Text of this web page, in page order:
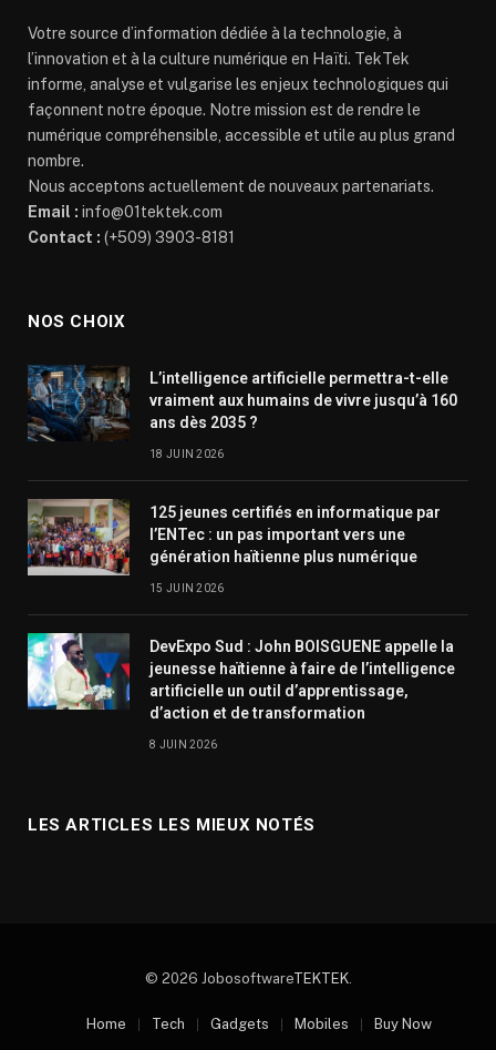
Votre source d’information dédiée à la technologie, à
l’innovation et à la culture numérique en Haïti. TekTek
informe, analyse et vulgarise les enjeux technologiques qui
façonnent notre époque. Notre mission est de rendre le
numérique compréhensible, accessible et utile au plus grand
nombre.
Nous acceptons actuellement de nouveaux partenariats.
Email : info@01tektek.com
Contact : (+509) 3903-8181
NOS CHOIX
L’intelligence artificielle permettra-t-elle
vraiment aux humains de vivre jusqu’à 160
ans dès 2035 ?
18 JUIN 2026
125 jeunes certifiés en informatique par
l’ENTec : un pas important vers une
génération haïtienne plus numérique
15 JUIN 2026
DevExpo Sud : John BOISGUENE appelle la
jeunesse haïtienne à faire de l’intelligence
artificielle un outil d’apprentissage,
d’action et de transformation
8 JUIN 2026
LES ARTICLES LES MIEUX NOTÉS
© 2026 JobosoftwareTEKTEK.
Home Tech Gadgets Mobiles Buy Now